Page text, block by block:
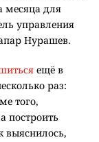
месяца для
управления
Нурашев.
ещё в
раз:
того,
построить
выяснилось,